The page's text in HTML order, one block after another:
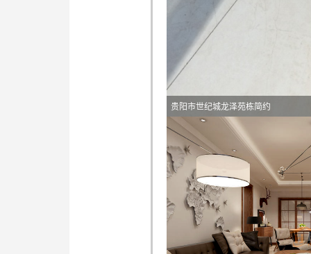
贵阳市世纪城龙泽苑栋简约